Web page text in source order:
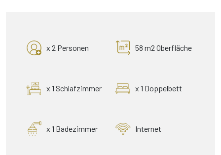
x 2 Personen 58 m2 Oberfläche
x 1 Schlafzimmer x 1 Doppelbett
x 1 Badezimmer Internet